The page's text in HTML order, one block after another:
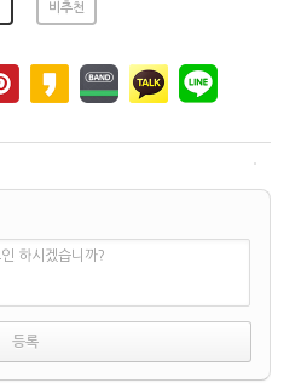
비추천
하시겠습니까?